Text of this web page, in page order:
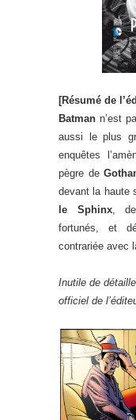
[Résumé de
Batman n’est
aussi le plus
enquêtes
pègre de
devant la haute
le Sphinx,
fortunés, et
contrariée avec
Inutile de
officiel de